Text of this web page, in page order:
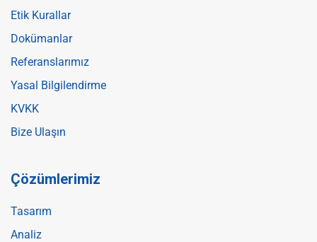
Etik Kurallar
Dokümanlar
Referanslarımız
Yasal Bilgilendirme
KVKK
Bize Ulaşın
Çözümlerimiz
Tasarım
Analiz